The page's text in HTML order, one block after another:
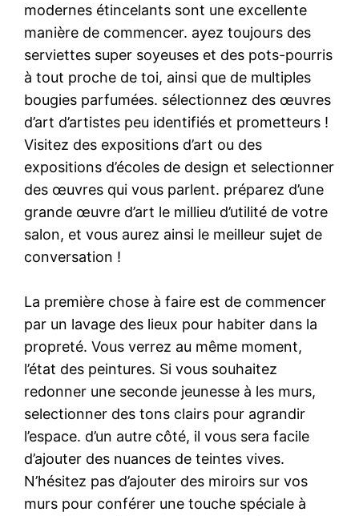
modernes étincelants sont une excellente
manière de commencer. ayez toujours des
serviettes super soyeuses et des pots-pourris
à tout proche de toi, ainsi que de multiples
bougies parfumées. sélectionnez des œuvres
d’art d’artistes peu identifiés et prometteurs !
Visitez des expositions d’art ou des
expositions d’écoles de design et selectionner
des œuvres qui vous parlent. préparez d’une
grande œuvre d’art le millieu d’utilité de votre
salon, et vous aurez ainsi le meilleur sujet de
conversation !
La première chose à faire est de commencer
par un lavage des lieux pour habiter dans la
propreté. Vous verrez au même moment,
l’état des peintures. Si vous souhaitez
redonner une seconde jeunesse à les murs,
selectionner des tons clairs pour agrandir
l’espace. d’un autre côté, il vous sera facile
d’ajouter des nuances de teintes vives.
N’hésitez pas d’ajouter des miroirs sur vos
murs pour conférer une touche spéciale à